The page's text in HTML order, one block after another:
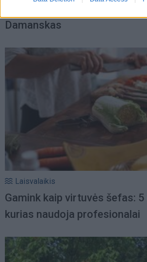
Damanskas
Laisvalaikis
Gamink kaip virtuvės šefas: 5
kurias naudoja profesionalai